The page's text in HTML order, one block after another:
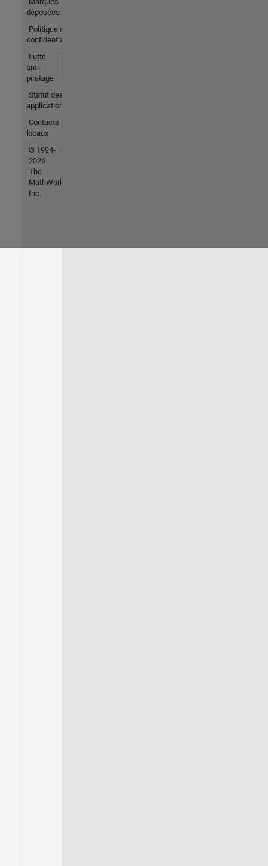
déposées
Politique de
confidentialité
Lutte
anti-
piratage
Statut des
applications
Contacts
locaux
© 1994-
2026
The
MathWorks,
Inc.